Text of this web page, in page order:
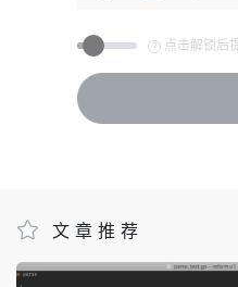
点击解锁后
文章推荐